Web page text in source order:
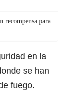
recompensa para
en la
se han
fuego.